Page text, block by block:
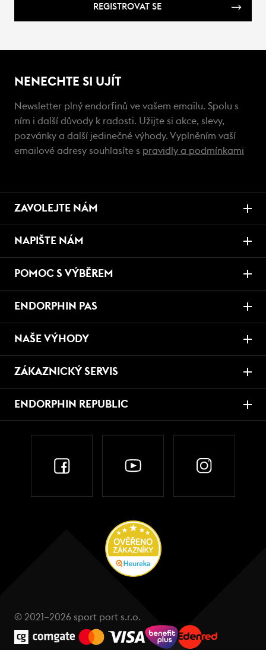
REGISTROVAT SE
NENECHTE SI UJÍT
Newsletter plný endorfinů ve vašem emailu. Spolu s
ním i další důvody k radosti. Užijte si akce, slevy,
pozvánky a další jedinečné výhody. Vyplněním vaší
emailové adresy souhlasíte s pravidly a podmínkami
ZAVOLEJTE NÁM
NAPIŠTE NÁM
POMOC S VÝBĚREM
ENDORPHIN PAS
NAŠE VÝHODY
ZÁKAZNICKÝ SERVIS
ENDORPHIN REPUBLIC
© 2021–2026 sport port s.r.o.